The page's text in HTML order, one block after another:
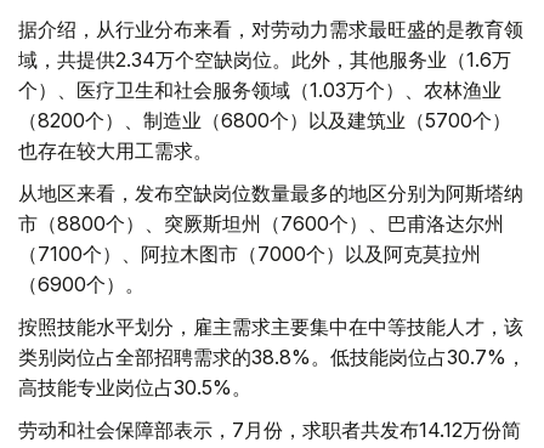
据介绍，从行业分布来看，对劳动力需求最旺盛的是教育领
域，共提供2.34万个空缺岗位。此外，其他服务业（1.6万
个）、医疗卫生和社会服务领域（1.03万个）、农林渔业
（8200个）、制造业（6800个）以及建筑业（5700个）
也存在较大用工需求。
从地区来看，发布空缺岗位数量最多的地区分别为阿斯塔纳
市（8800个）、突厥斯坦州（7600个）、巴甫洛达尔州
（7100个）、阿拉木图市（7000个）以及阿克莫拉州
（6900个）。
按照技能水平划分，雇主需求主要集中在中等技能人才，该
类别岗位占全部招聘需求的38.8%。低技能岗位占30.7%，
高技能专业岗位占30.5%。
劳动和社会保障部表示，7月份，求职者共发布14.12万份简